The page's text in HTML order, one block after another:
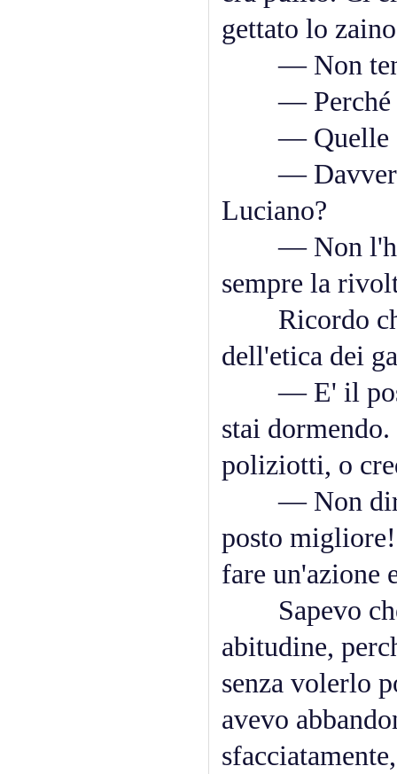
gettato lo
— Non
— Perché
— Quelle
— Davvero?
Luciano?
— Non l'hai
sempre la
Ricordo che
dell'etica dei
— E' il posto
stai
poliziotti, o
— Non dire
posto
fare un'azione
Sapevo che
abitudine,
senza volerlo
avevo